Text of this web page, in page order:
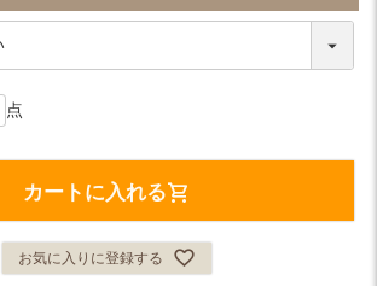
(
カートに入れる
お気に入りに登録する